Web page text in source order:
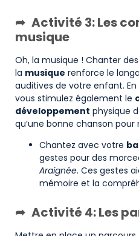
Activité 3: Les
musique
Oh, la musique ! Chanter des
la musique renforce le
auditives de votre enfant.
vous stimulez également le
développement physique
qu’une bonne chanson
Chantez avec votre
gestes pour des
Araignée. Ces gestes
mémoire et la
Activité 4: Les